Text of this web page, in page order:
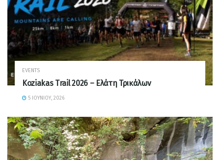
EVENTS
Koziakas Trail 2026 – Ελάτη Τρικάλων
5 ΙΟΥΝΊΟΥ, 2026